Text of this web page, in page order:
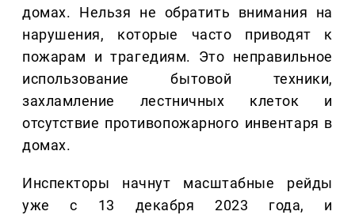
домах. Нельзя не обратить внимания на
нарушения, которые часто приводят к
пожарам и трагедиям. Это неправильное
использование бытовой техники,
захламление лестничных клеток и
отсутствие противопожарного инвентаря в
домах.
Инспекторы начнут масштабные рейды
уже с 13 декабря 2023 года, и